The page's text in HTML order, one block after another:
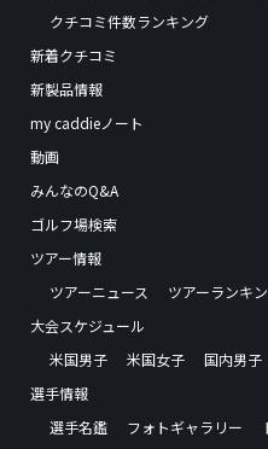
クチコミ件数ランキング
新着クチコミ
新製品情報
my caddieノート
動画
みんなのQ&A
ゴルフ場検索
ツアー情報
ツアーニュース
ツアーランキ
大会スケジュール
米国男子
米国女子 国内男子
選手情報
選手名鑑
フォトギャラリー